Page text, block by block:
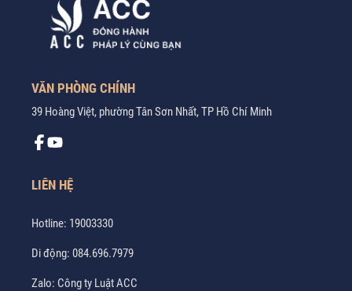
VĂN PHÒNG CHÍNH
39 Hoàng Việt, phường Tân Sơn Nhất, TP Hồ Chí Minh
LIÊN HỆ
Hotline: 19003330
Di động: 084.696.7979
Zalo: Công ty Luật ACC